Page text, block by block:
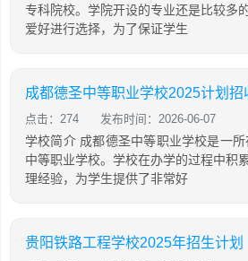
专科院校。学院开设的专业还是比较多
爱好进行选择，为了保证学生
点击：274 发布时间：2026-06-07
学校简介 成都德圣中等职业学校是一
中等职业学校。学校在办学的过程中积
理经验，为学生提供了非常好
贵阳铁路工程学校2025年招生计划